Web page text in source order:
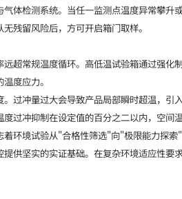
体检测系统。当任一监测点温度异常攀
残留风险后，方可开启箱门取样。
超常规温度循环。高低温试验箱通过强
度应力。
过冲量过大会导致产品局部瞬时超温，
过冲抑制在设定值的百分之二以内，空间
环境试验从"合格性筛选"向"极限能力探
供坚实的实证基础。在复杂环境适应性